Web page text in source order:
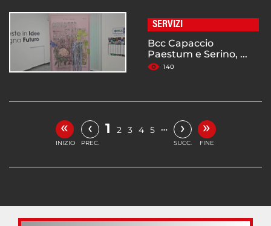
SERVIZI
Bcc Capaccio
Paestum e Serino, ...
140
«
INIZIO
‹
PREC.
1 2 3 4 5 … ›
SUCC.
»
FINE